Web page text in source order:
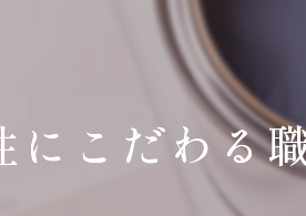
にこだわる